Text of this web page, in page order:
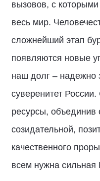
вызовов, с которыми
весь мир.
сложнейший этап
появляются новые
наш долг – надежно
суверенитет
ресурсы, объединив
созидательной,
качественного
всем нужна сильная